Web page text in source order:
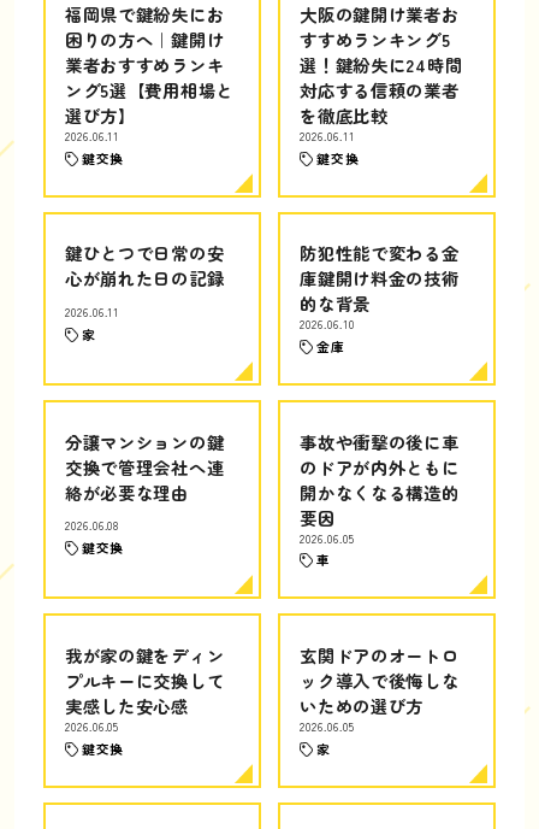
福岡県で鍵紛失にお
困りの方へ｜鍵開け
業者おすすめランキ
ング5選【費用相場と
選び方】
2026.06.11
鍵交換
大阪の鍵開け業者お
すすめランキング5
選！鍵紛失に24時間
対応する信頼の業者
を徹底比較
2026.06.11
鍵交換
鍵ひとつで日常の安
心が崩れた日の記録
2026.06.11
家
防犯性能で変わる金
庫鍵開け料金の技術
的な背景
2026.06.10
金庫
分譲マンションの鍵
交換で管理会社へ連
絡が必要な理由
2026.06.08
鍵交換
事故や衝撃の後に車
のドアが内外ともに
開かなくなる構造的
要因
2026.06.05
車
我が家の鍵をディン
プルキーに交換して
実感した安心感
2026.06.05
鍵交換
玄関ドアのオートロ
ック導入で後悔しな
いための選び方
2026.06.05
家